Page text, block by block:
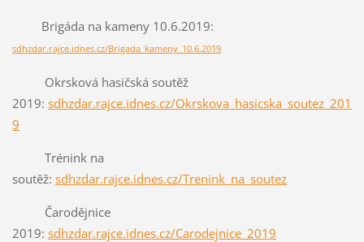
Brigáda na kameny 10.6.2019:
sdhzdar.rajce.idnes.cz/Brigada_kameny_10.6.2019
Okrsková hasičská soutěž
2019: sdhzdar.rajce.idnes.cz/Okrskova_hasicska_soutez_201
9
Trénink na
soutěž: sdhzdar.rajce.idnes.cz/Trenink_na_soutez
Čarodějnice
2019: sdhzdar.rajce.idnes.cz/Carodejnice_2019